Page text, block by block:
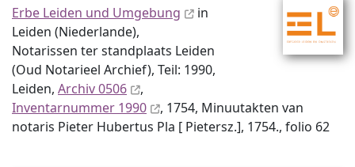
Erbe Leiden und Umgebung
in
Leiden (Niederlande),
Notarissen ter standplaats Leiden
(Oud Notarieel Archief), Teil: 1990,
Leiden, Archiv 0506
,
Inventar­nummer 1990
, 1754, Minuutakten van
notaris Pieter Hubertus Pla [ Pietersz.], 1754., folio 62